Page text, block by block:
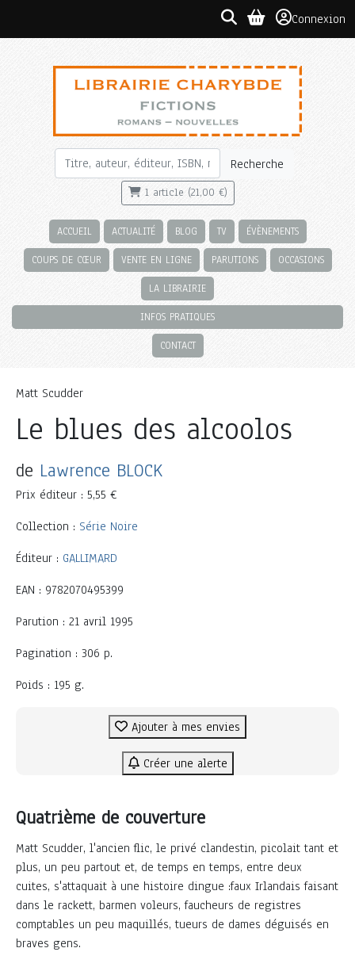
Connexion
Recherche
1 article (21,00 €)
ACCUEIL ACTUALITÉ BLOG TV ÉVÈNEMENTS
COUPS DE CŒUR VENTE EN LIGNE PARUTIONS OCCASIONS
LA LIBRAIRIE
INFOS PRATIQUES
CONTACT
Matt Scudder
Le blues des alcoolos
de Lawrence BLOCK
Prix éditeur : 5,55 €
Collection : Série Noire
Éditeur : GALLIMARD
EAN : 9782070495399
Parution : 21 avril 1995
Pagination : 306 p.
Poids : 195 g.
Ajouter à mes envies
Créer une alerte
Quatrième de couverture
Matt Scudder, l'ancien flic, le privé clandestin, picolait tant et
plus, un peu partout et, de temps en temps, entre deux
cuites, s'attaquait à une histoire dingue :faux Irlandais faisant
dans le rackett, barmen voleurs, faucheurs de registres
comptables un peu maquillés, tueurs de dames déguisés en
braves gens.